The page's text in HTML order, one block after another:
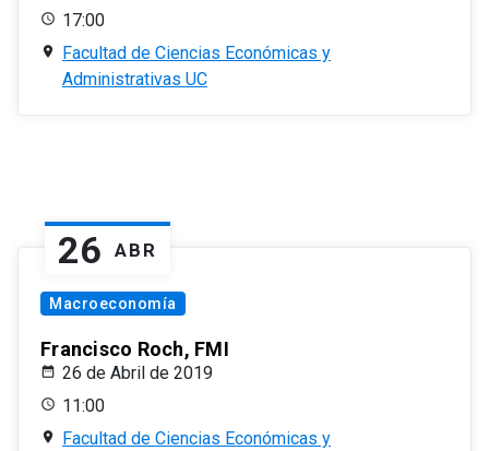
17:00
Facultad de Ciencias Económicas y
Administrativas UC
26 ABR
Macroeconomía
Francisco Roch, FMI
26 de Abril de 2019
11:00
Facultad de Ciencias Económicas y